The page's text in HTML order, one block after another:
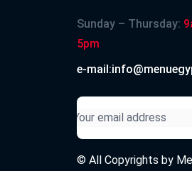
Sunday – Thursday:
5pm
e-
© All Copyrights by